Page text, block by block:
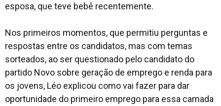
esposa, que teve bebê recentemente.
Nos primeiros momentos, que permitiu perguntas e
respostas entre os candidatos, mas com temas
sorteados, ao ser questionado pelo candidato do
partido Novo sobre geração de emprego e renda para
os jovens, Léo explicou como vai fazer para dar
oportunidade do primeiro emprego para essa camada